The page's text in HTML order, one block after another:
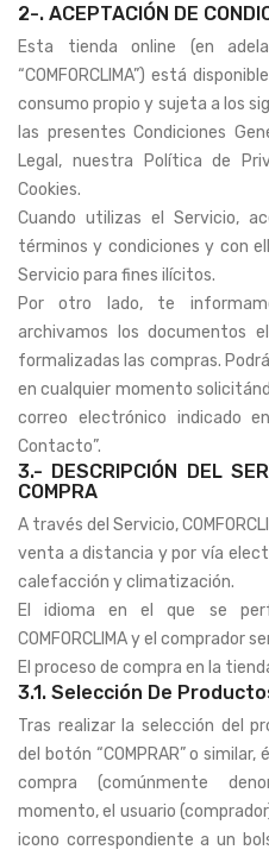
2-. ACEPTACIÓN DE
Esta tienda online (en
“COMFORCLIMA”) está
consumo propio y sujeta a los
las presentes Condiciones
Legal, nuestra Política de
Cookies.
Cuando utilizas el Servicio,
términos y condiciones y con
Servicio para fines ilícitos.
Por otro lado, te
archivamos los documentos
formalizadas las compras.
en cualquier momento
correo electrónico indicado
Contacto”.
3.- DESCRIPCIÓN DEL
COMPRA
A través del Servicio,
venta a distancia y por vía
calefacción y climatización.
El idioma en el que se
COMFORCLIMA y el comprador
El proceso de compra en la
3.1. Selección De
Tras realizar la selección del
del botón “COMPRAR” o
compra (comúnmente
momento, el usuario
icono correspondiente a un